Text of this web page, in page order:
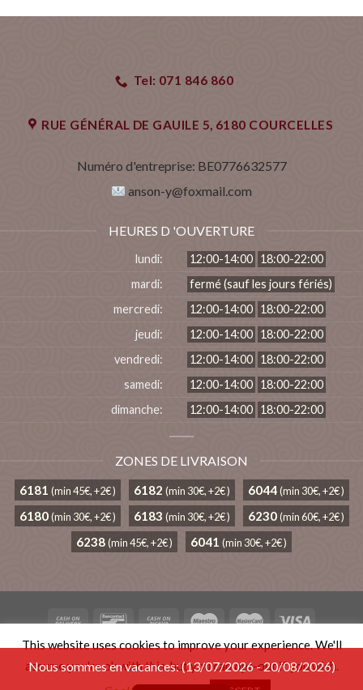
Tel: 071 846 860
RUE GÉNÉRAL DE GAUlLE 5, 6180 COURCELLES
Numéro d'entreprise: BE0776632577
anson-y@foxmail.com
HEURES D 'OUVERTURE
lundi: 12:00-14:00 18:00-22:00
mardi:
fermé (sauf les jours fériés)
mercredi:
12:00-14:00 18:00-22:00
jeudi:
12:00-14:00 18:00-22:00
vendredi:
12:00-14:00 18:00-22:00
samedi:
12:00-14:00 18:00-22:00
dimanche:
12:00-14:00 18:00-22:00
ZONES DE LIVRAISON
6181 (min 45€, +2€ ) 6182 (min 30€, +2€ ) 6044 (min 30€, +2€ )
6180 (min 30€, +2€ ) 6183 (min 30€, +2€ ) 6230 (min 60€, +2€ )
6238(min 45€, +2€ ) 6041 (min 30€, +2€ )
TERMS AND CONDITIONS PRIVACY POLICY
Copyright 2026 © Pacifique | Member ofOrder & Eat
This website uses cookies to improve your experience. We'll
assume you're ok with this, but you can opt-out if you wish.
Nous sommes en vacances: (13/07/2026 - 20/08/2026)